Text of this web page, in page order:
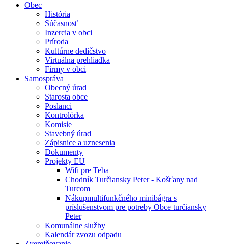
Obec
História
Súčasnosť
Inzercia v obci
Príroda
Kultúrne dedičstvo
Virtuálna prehliadka
Firmy v obci
Samospráva
Obecný úrad
Starosta obce
Poslanci
Kontrolórka
Komisie
Stavebný úrad
Zápisnice a uznesenia
Dokumenty
Projekty EU
Wifi pre Teba
Chodník Turčiansky Peter - Košťany nad
Turcom
Nákupmultifunkčného minibágra s
príslušenstvom pre potreby Obce turčiansky
Peter
Komunálne služby
Kalendár zvozu odpadu